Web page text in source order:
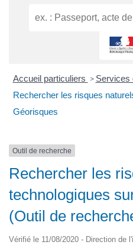
Accueil particuliers > Services
Rechercher les risques
Géorisques
Outil de recherche
Rechercher les
technologiques
(Outil de
Vérifié le 11/08/2020 - Direction de